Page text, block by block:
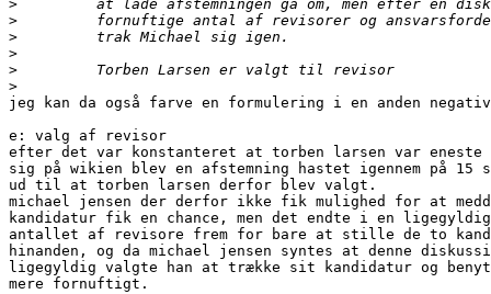
>
>
>
>
>
>
jeg kan da også farve en formulering i en anden
e: valg af revisor
efter det var konstanteret at torben larsen var eneste
sig på wikien blev en afstemning hastet igennem på 15
ud til at torben larsen derfor blev valgt.
michael jensen der derfor ikke fik mulighed for at
kandidatur fik en chance, men det endte i en ligegyldig
antallet af revisore frem for bare at stille de to
hinanden, og da michael jensen syntes at denne
ligegyldig valgte han at trække sit kandidatur og
mere fornuftigt.